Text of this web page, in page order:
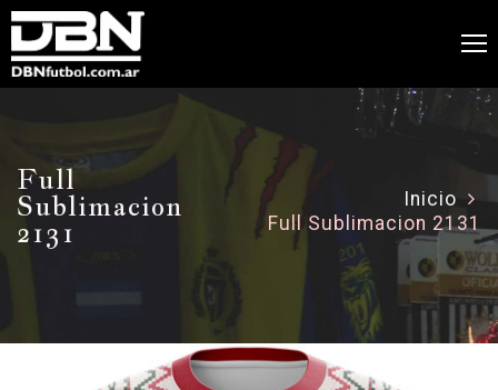
Full
Sublimacion
2131
Inicio
Full Sublimacion 2131